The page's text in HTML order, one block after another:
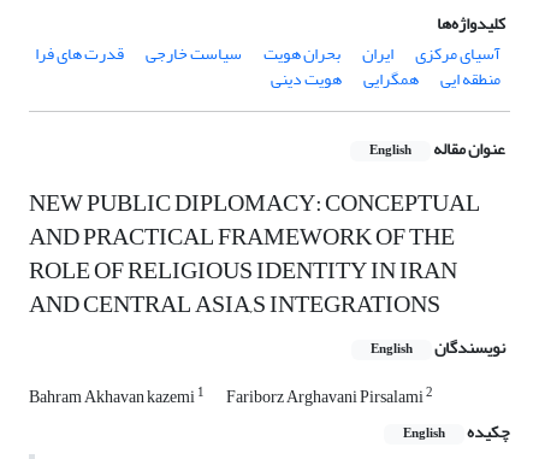
کلیدواژه‌ها
آسیای مرکزی
ایران بحران هویت سیاست خارجی قدرت های فرا
منطقه ایی همگرایی هویت دینی
عنوان مقاله English
NEW PUBLIC DIPLOMACY: CONCEPTUAL
AND PRACTICAL FRAMEWORK OF THE
ROLE OF RELIGIOUS IDENTITY IN IRAN
AND CENTRAL ASIA,S INTEGRATIONS
نویسندگان English
Bahram Akhavan kazemi1 Fariborz Arghavani Pirsalami2
چکیده English